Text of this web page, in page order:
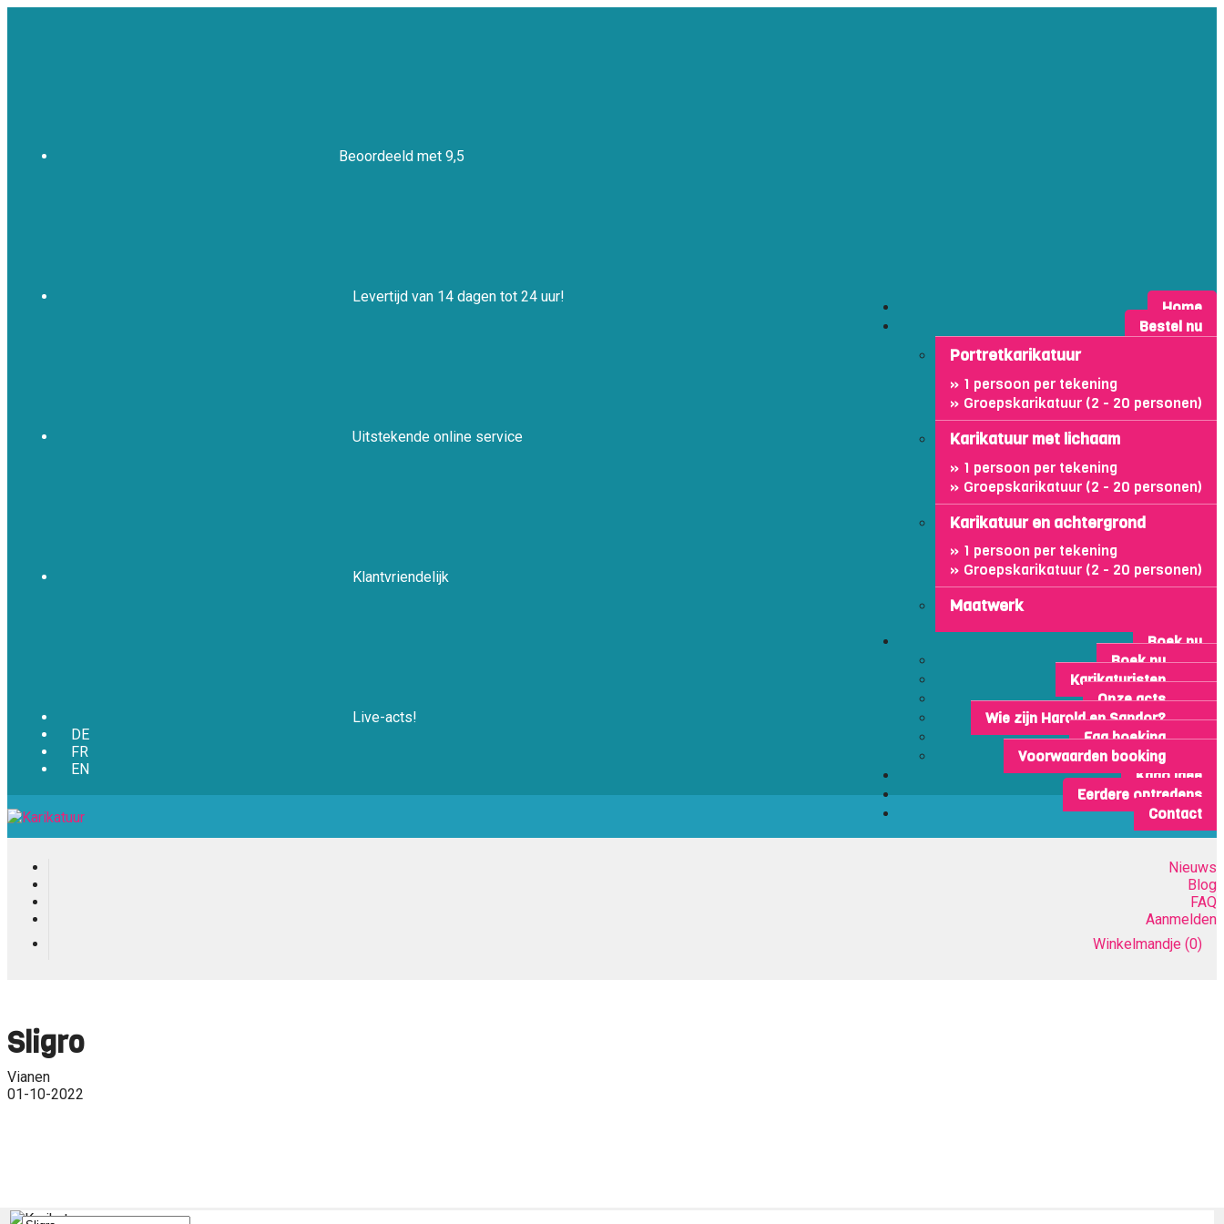
Beoordeeld met 9,5
Levertijd van 14 dagen tot 24 uur!
Uitstekende online service
Klantvriendelijk
Live-acts!
DE
FR
EN
Home
Bestel nu
Portretkarikatuur
1 persoon per tekening
Groepskarikatuur (2 - 20 personen)
Karikatuur met lichaam
1 persoon per tekening
Groepskarikatuur (2 - 20 personen)
Karikatuur en achtergrond
1 persoon per tekening
Groepskarikatuur (2 - 20 personen)
Maatwerk
Boek nu
Boek nu
Karikaturisten
Onze acts
Wie zijn Harold en Sandor?
Faq boeking
Voorwaarden booking
Kado idee
Eerdere optredens
Contact
Nieuws
Blog
FAQ
Aanmelden
Winkelmandje (0)
Sligro
Vianen
01-10-2022